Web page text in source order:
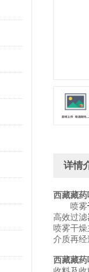
详情
西藏藏药
喷雾
高效过
喷雾干
介质再经
西藏藏药